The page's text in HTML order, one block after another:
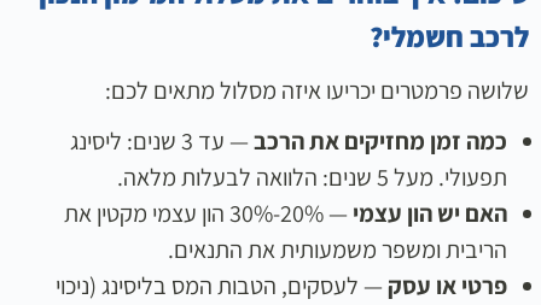
לרכב חשמלי?
שלושה פרמטרים יכריעו איזה מסלול מתאים לכם:
כמה זמן מחזיקים את הרכב
— עד 3 שנים: ליסינג
תפעולי. מעל 5 שנים: הלוואה לבעלות מלאה.
האם יש הון עצמי
— 20%-30% הון עצמי מקטין את
הריבית ומשפר משמעותית את התנאים.
פרטי או עסק— לעסקים, הטבות המס בליסינג (ניכוי